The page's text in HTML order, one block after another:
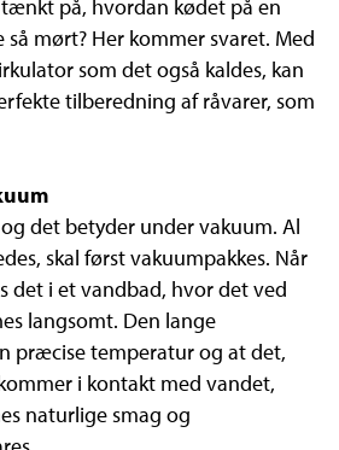
på, hvordan kødet på en
mørt? Her kommer svaret. Med
som det også kaldes, kan
tilberedning af råvarer, som
det betyder under vakuum. Al
skal først vakuumpakkes. Når
det i et vandbad, hvor det ved
langsomt. Den lange
præcise temperatur og at det,
i kontakt med vandet,
naturlige smag og